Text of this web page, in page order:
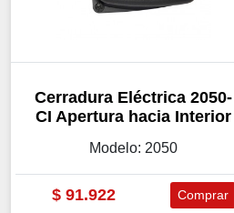
Cerradura Eléctrica 2050-
CI Apertura hacia Interior
Modelo: 2050
$ 91.922 Comprar